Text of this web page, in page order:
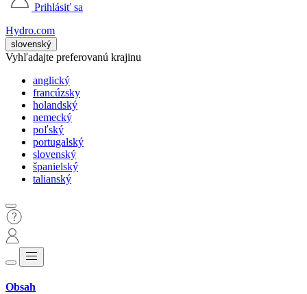
Prihlásiť sa
Hydro.com
slovenský
Vyhľadajte preferovanú krajinu
anglický
francúzsky
holandský
nemecký
poľský
portugalský
slovenský
španielský
talianský
Obsah